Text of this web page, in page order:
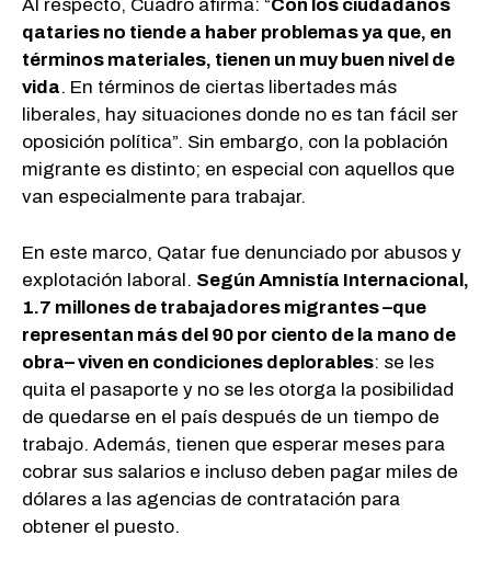
Al respecto, Cuadro afirma: “Con los ciudadanos
qataries no tiende a haber problemas ya que, en
términos materiales, tienen un muy buen nivel de
vida. En términos de ciertas libertades más
liberales, hay situaciones donde no es tan fácil ser
oposición política”. Sin embargo, con la población
migrante es distinto; en especial con aquellos que
van especialmente para trabajar.
En este marco, Qatar fue denunciado por abusos y
explotación laboral. Según Amnistía Internacional,
1.7 millones de trabajadores migrantes –que
representan más del 90 por ciento de la mano de
obra– viven en condiciones deplorables: se les
quita el pasaporte y no se les otorga la posibilidad
de quedarse en el país después de un tiempo de
trabajo. Además, tienen que esperar meses para
cobrar sus salarios e incluso deben pagar miles de
dólares a las agencias de contratación para
obtener el puesto.